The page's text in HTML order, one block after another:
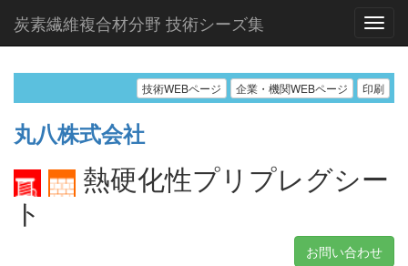
炭素繊維複合材分野 技術シーズ集
技術WEBページ 企業・機関WEBページ 印刷
丸八株式会社
熱硬化性プリプレグシー
ト
お問い合わせ